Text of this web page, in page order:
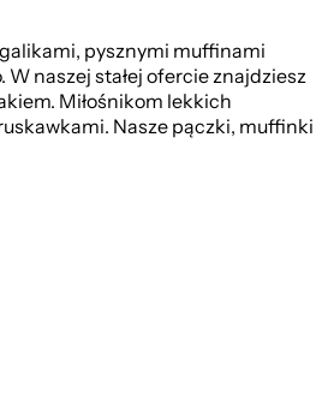
pysznymi muffinami
naszej stałej ofercie znajdziesz
Miłośnikom lekkich
Nasze pączki, muffinki